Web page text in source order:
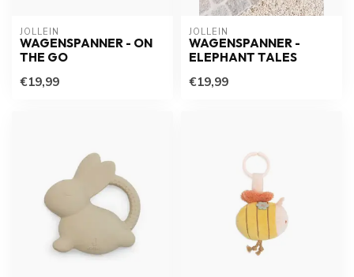
JOLLEIN
WAGENSPANNER - ON
THE GO
€19,99
JOLLEIN
WAGENSPANNER -
ELEPHANT TALES
€19,99